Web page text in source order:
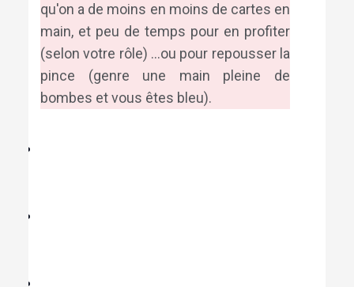
qu'on a de moins en moins de cartes en
main, et peu de temps pour en profiter
(selon votre rôle) ...ou pour repousser la
pince (genre une main pleine de
bombes et vous êtes bleu).